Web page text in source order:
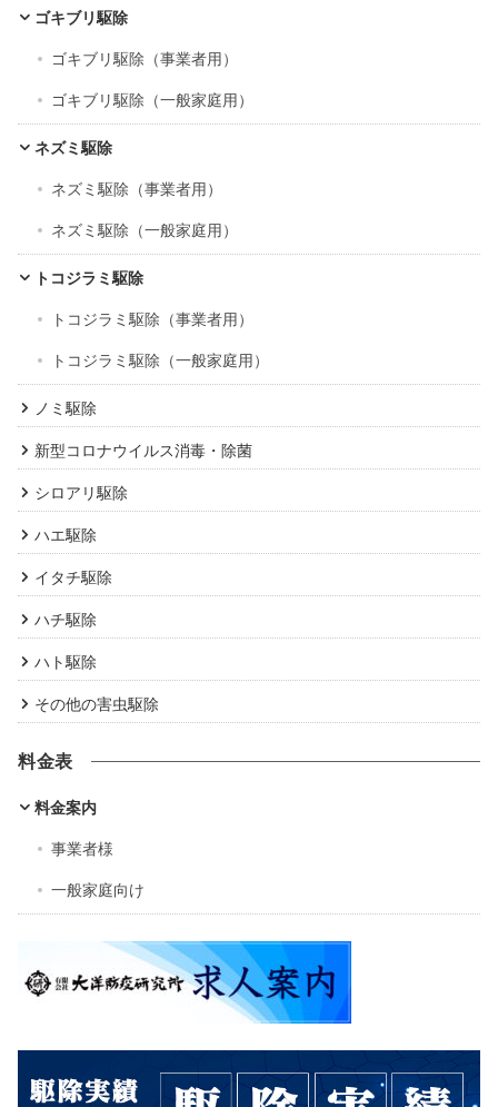
ブ ゴキブリ駆除
ゴキブリ駆除（事業者用）
ゴキブリ駆除（一般家庭用）
ネズミ駆除
ネズミ駆除（事業者用）
ネズミ駆除（一般家庭用）
トコジラミ駆除
トコジラミ駆除（事業者用）
トコジラミ駆除（一般家庭用）
ノミ駆除
新型コロナウイルス消毒・除菌
シロアリ駆除
ハエ駆除
イタチ駆除
ハチ駆除
ハト駆除
その他の害虫駆除
料金表
料金案内
事業者様
一般家庭向け